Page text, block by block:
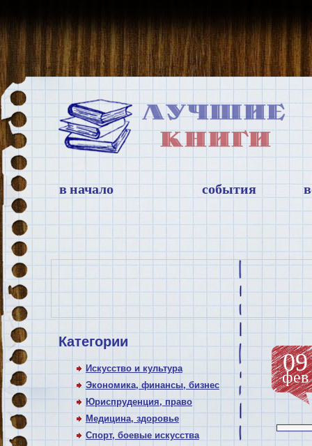
в начало события
Категории
Искусство и культура
Экономика, финансы, бизнес
Юриспруденция, право
Медицина, здоровье
Спорт, боевые искусства
09
фев